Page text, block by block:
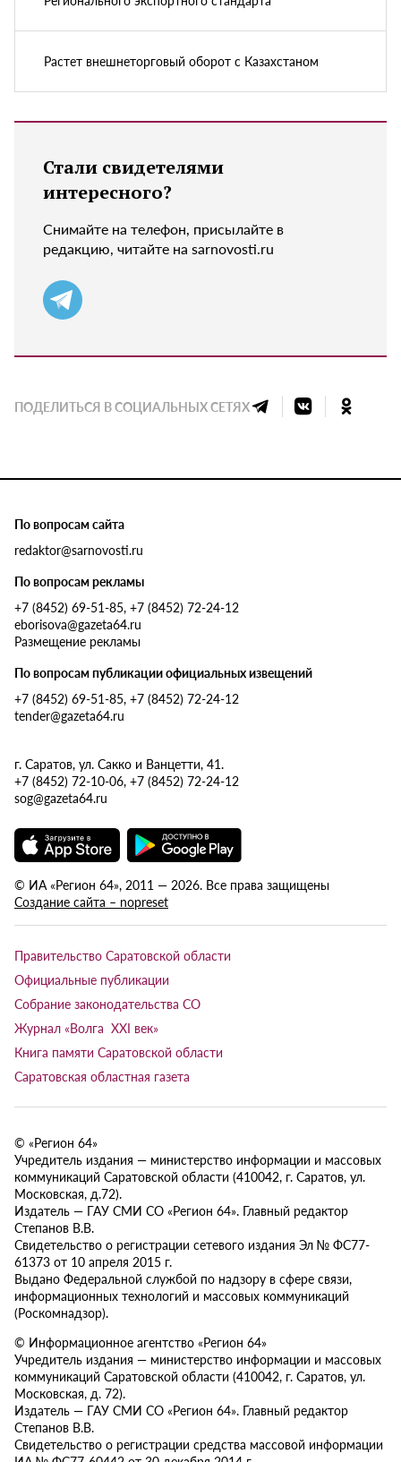
Растет внешнеторговый оборот с Казахстаном
Стали свидетелями
интересного?
Снимайте на телефон, присылайте в
редакцию, читайте на sarnovosti.ru
ПОДЕЛИТЬСЯ В СОЦИАЛЬНЫХ СЕТЯХ
По вопросам сайта
redaktor@sarnovosti.ru
По вопросам рекламы
+7 (8452) 69-51-85, +7 (8452) 72-24-12
eborisova@gazeta64.ru
Размещение рекламы
По вопросам публикации официальных извещений
+7 (8452) 69-51-85, +7 (8452) 72-24-12
tender@gazeta64.ru
г. Саратов, ул. Сакко и Ванцетти, 41.
+7 (8452) 72-10-06, +7 (8452) 72-24-12
sog@gazeta64.ru
© ИА «Регион 64», 2011 — 2026. Все права защищены
Создание сайта – nopreset
Правительство Саратовской области
Официальные публикации
Собрание законодательства СО
Журнал «Волга XXI век»
Книга памяти Саратовской области
Саратовская областная газета
© «Регион 64»
Учредитель издания — министерство информации и массовых
коммуникаций Саратовской области (410042, г. Саратов, ул.
Московская, д.72).
Издатель — ГАУ СМИ СО «Регион 64». Главный редактор
Степанов В.В.
Свидетельство о регистрации сетевого издания Эл № ФС77-
61373 от 10 апреля 2015 г.
Выдано Федеральной службой по надзору в сфере связи,
информационных технологий и массовых коммуникаций
(Роскомнадзор).
© Информационное агентство «Регион 64»
Учредитель издания — министерство информации и массовых
коммуникаций Саратовской области (410042, г. Саратов, ул.
Московская, д. 72).
Издатель — ГАУ СМИ СО «Регион 64». Главный редактор
Степанов В.В.
Свидетельство о регистрации средства массовой информации